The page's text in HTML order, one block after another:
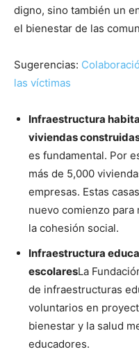
digno, sino también un
el bienestar de las
Sugerencias:
las víctimas
Infraestructura
viviendas
es fundamental. Por
más de 5,000
empresas. Estas
nuevo comienzo para
la cohesión social.
Infraestructura
escolaresLa
de infraestructuras
voluntarios en
bienestar y la salud
educadores.